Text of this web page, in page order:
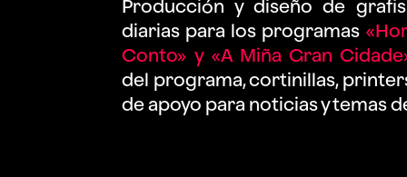
Producción y diseño de
diarias para los programas
Conto» y «A Miña Gran
del programa, cortinillas,
de apoyo para noticias y temas